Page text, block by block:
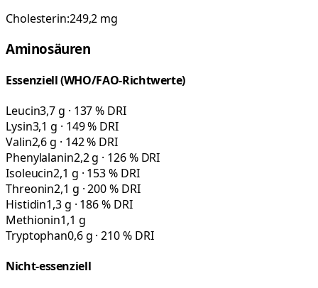
Cholesterin:249,2 mg
Aminosäuren
Essenziell (WHO/FAO-Richtwerte)
Leucin3,7 g · 137 % DRI
Lysin3,1 g · 149 % DRI
Valin2,6 g · 142 % DRI
Phenylalanin2,2 g · 126 % DRI
Isoleucin2,1 g · 153 % DRI
Threonin2,1 g · 200 % DRI
Histidin1,3 g · 186 % DRI
Methionin1,1 g
Tryptophan0,6 g · 210 % DRI
Nicht-essenziell